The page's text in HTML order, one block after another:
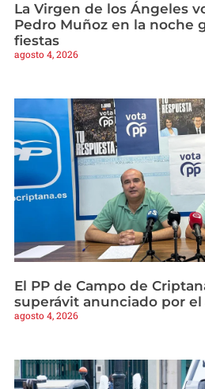
La Virgen de los Ángeles
Pedro Muñoz en la noche
fiestas
agosto 4, 2026
El PP de Campo de
superávit anunciado por
agosto 4, 2026